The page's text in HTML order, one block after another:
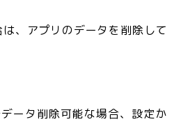
、アプリのデータを削除して
ータ削除可能な場合、設定か